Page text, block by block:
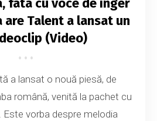
fata cu voce de înger
are Talent a lansat un
(Video)
a lansat o nouă piesă, de
română, venită la pachet cu
vorba despre melodia